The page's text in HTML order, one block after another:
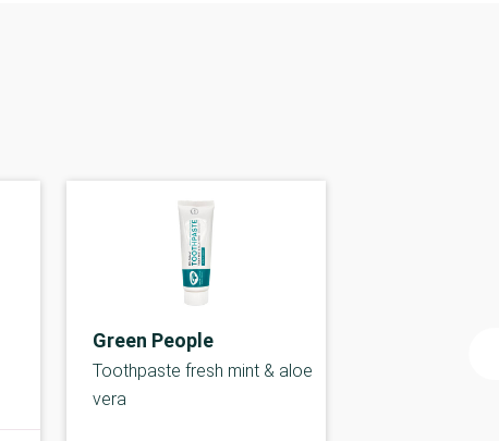
Green People
Toothpaste fresh mint & aloe
vera